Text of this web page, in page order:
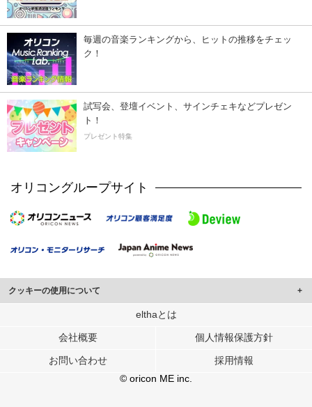
毎週の音楽ランキングから、ヒットの推移をチェッ
ク！
試写会、登壇イベント、サインチェキなどプレゼン
ト！
プレゼント特集
オリコングループサイト
クッキーの使用について
このサイトでは Cookie を使用して、ユーザーに合わせたコンテンツや広告の
行っています。
メディアや広告配信、データ解析の各パートナーに提供しています。
各パートナーは、この情報とユーザーが各パートナーに提供した他の情報や、
ユーザーが各パートナーのサービスを使用したときに収集した他の情報を組み
elthaとは
会社概要 個人情報保護方針
お問い合わせ
採用情報
© oricon ME inc.